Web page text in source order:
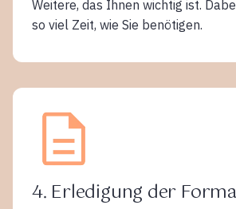
Weitere, das Ihnen wichtig ist.
so viel Zeit, wie Sie benötigen.
4. Erledigung der